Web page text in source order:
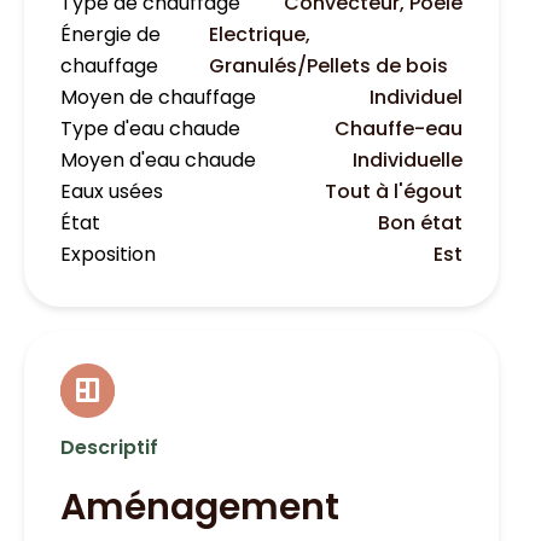
Énergie de
chauffage
Electrique,
Granulés/Pellets de bois
Moyen de chauffage
Individuel
Type d'eau chaude
Chauffe-eau
Moyen d'eau chaude
Individuelle
Eaux usées
Tout à l'égout
État
Bon état
Exposition
Est
Descriptif
Aménagement